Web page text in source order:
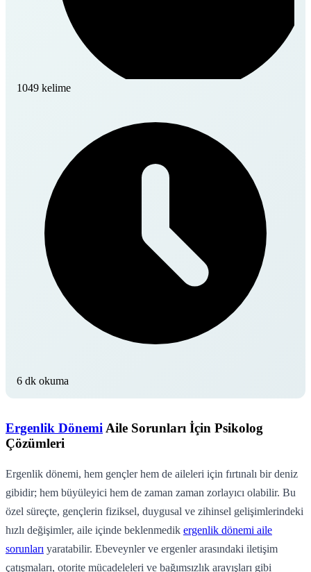
1049 kelime
6 dk okuma
Ergenlik Dönemi Aile Sorunları İçin Psikolog
Çözümleri
Ergenlik dönemi, hem gençler hem de aileleri için fırtınalı bir deniz
gibidir; hem büyüleyici hem de zaman zaman zorlayıcı olabilir. Bu
özel süreçte, gençlerin fiziksel, duygusal ve zihinsel gelişimlerindeki
hızlı değişimler, aile içinde beklenmedik ergenlik dönemi aile
sorunları yaratabilir. Ebeveynler ve ergenler arasındaki iletişim
çatışmaları, otorite mücadeleleri ve bağımsızlık arayışları gibi